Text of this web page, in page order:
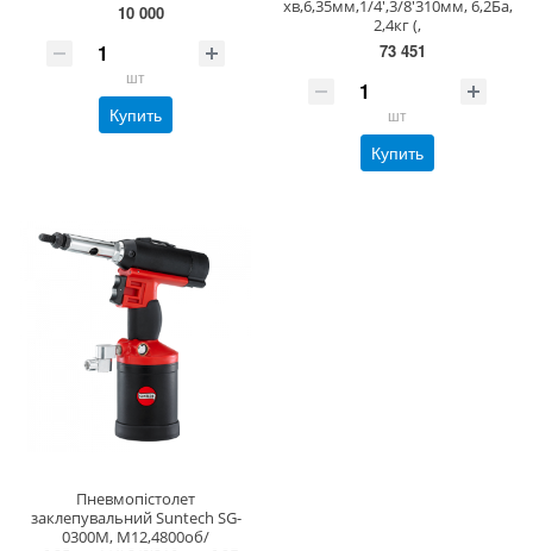
10 000
шт
Купить
хв,6,35мм,1/4',3/8'310мм, 6,2Ба,
2,4кг (,
73 451
шт
Купить
Пневмопістолет
заклепувальний Suntech SG-
0300M, M12,4800об/